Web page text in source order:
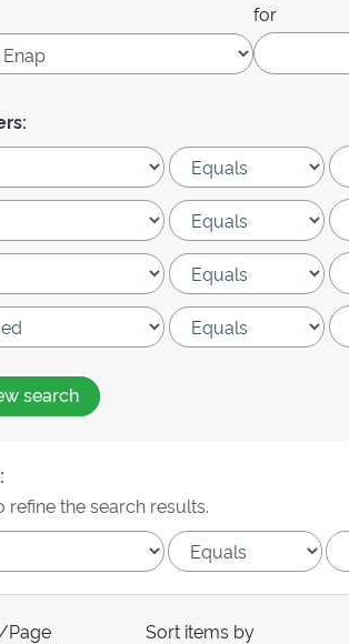
for
search
refine the search results.
Page Sort items by